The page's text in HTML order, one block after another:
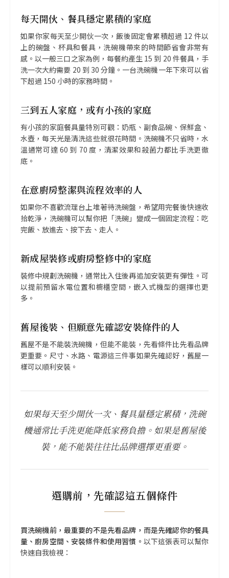
每天開伙、餐具穩定累積的家庭
如果你家每天至少開伙一次，飯後固定會累積超過 12 件以
上的碗盤、杯具和餐具，洗碗機帶來的時間節省會非常有
感。以一般三口之家為例，每餐約產生 15 到 20 件餐具，手
洗一次大約需要 20 到 30 分鐘。一台洗碗機一年下來可以省
下超過 150 小時的家務時間。
三到五人家庭，或有小孩的家庭
有小孩的家庭餐具量特別可觀：奶瓶、副食品碗、保鮮盒、
水壺，每天光是清洗這些就很花時間。洗碗機不只省時，水
溫通常可達 60 到 70 度，清潔效果和殺菌力都比手洗更徹
底。
在意廚房整潔與流程效率的人
如果你不喜歡流理台上堆著待洗碗盤，希望用完餐後快速收
拾乾淨，洗碗機可以幫你把「洗碗」變成一個固定流程：吃
完飯、放進去、按下去、走人。
新成屋裝修或廚房整修中的家庭
裝修中規劃洗碗機，通常比入住後再追加安裝更有彈性。可
以提前預留水電位置和櫥櫃空間，嵌入式機型的選擇也更
多。
舊屋後裝、但願意先確認安裝條件的人
舊屋不是不能裝洗碗機，但能不能裝，先看條件比先看品牌
更重要。尺寸、水路、電源這三件事如果先確認好，舊屋一
樣可以順利安裝。
如果每天至少開伙一次、餐具量穩定累積，洗碗
機通常比手洗更能降低家務負擔。如果是舊屋後
裝，能不能裝往往比品牌選擇更重要。
選購前，先確認這五個條件
買洗碗機前，最重要的不是先看品牌，而是先確認你的餐具
量、廚房空間、安裝條件和使用習慣。 以下這張表可以幫你
快速自我檢視：